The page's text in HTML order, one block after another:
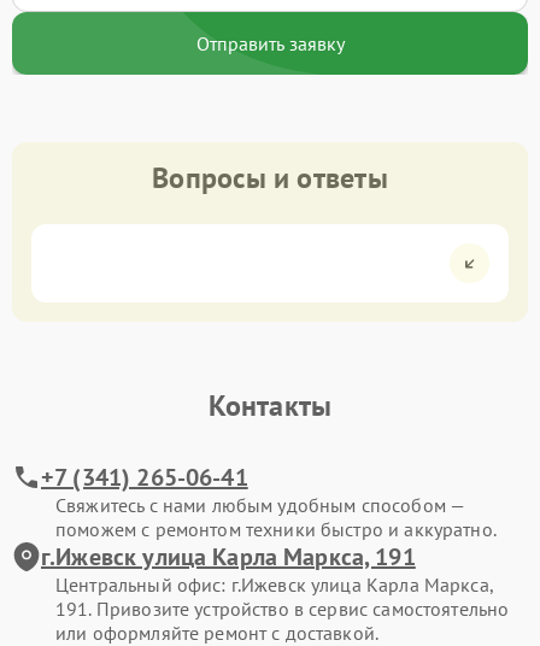
Отправить заявку
Вопросы и ответы
Контакты
+7 (341) 265-06-41
Свяжитесь с нами любым удобным способом —
поможем с ремонтом техники быстро и аккуратно.
г.Ижевск улица Карла Маркса, 191
Центральный офис: г.Ижевск улица Карла Маркса,
191. Привозите устройство в сервис самостоятельно
или оформляйте ремонт с доставкой.